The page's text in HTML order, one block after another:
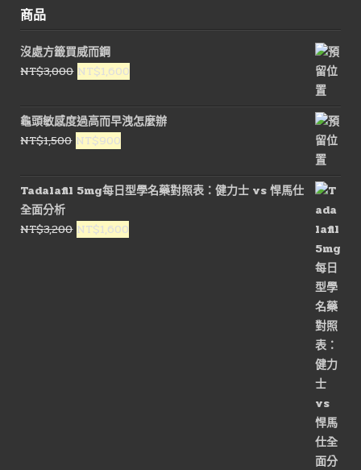
商品
沒處方籤買威而鋼
NT$3,000 原
價
格：
NT$3,000。
NT$1,600
價
格：
龜頭敏感度過高而早洩怎麼辦
NT$1,500 原
價
格：
NT$1,500。
NT$900
價
格：
NT$900。
Tadalafil 5mg每日型學名藥對照表：健力士 vs 悍馬仕
全面分析
NT$3,200 原
NT$1,600